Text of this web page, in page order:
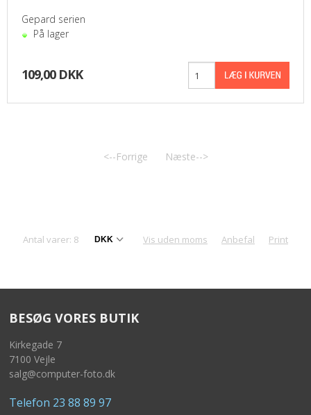
Gepard serien
På lager
109,00 DKK
<--Forrige Næste-->
Antal varer: 8 Vis uden moms Anbefal Print
BESØG VORES BUTIK
Kirkegade 7
7100 Vejle
salg@computer-foto.dk
Telefon 23 88 89 97